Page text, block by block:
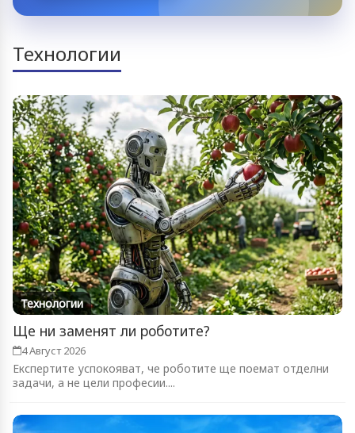
Технологии
Технологии
Ще ни заменят ли роботите?
4 Август 2026
Експертите успокояват, че роботите ще поемат отделни
задачи, а не цели професии....